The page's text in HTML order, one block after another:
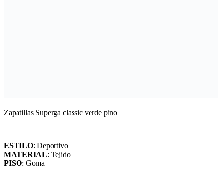
Zapatillas Superga classic verde pino
ESTILO: Deportivo
MATERIAL: Tejido
PISO: Goma